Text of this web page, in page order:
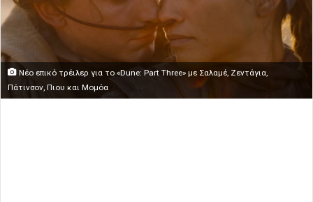
Νέο επικό τρέιλερ για το «Dune: Part Three» με Σαλαμέ, Ζεντάγια,
Πάτινσον, Πιου και Μομόα